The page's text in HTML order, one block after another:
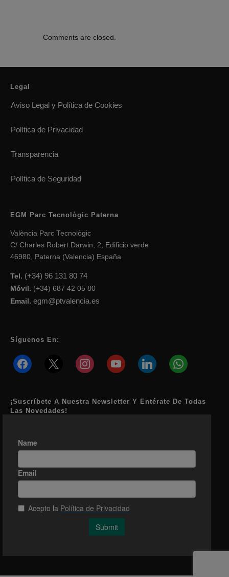
Comments are closed.
Legal
Aviso Legal y Política de Cookies
Política de Privacidad
Transparencia
Política de Seguridad
EGM Parc Tecnològic Paterna
València Parc Tecnològic
C/ Charles Robert Darwin, 2, Edificio verde
46980, Paterna (Valencia) España
Tel. (+34) 96 131 80 74
Móvil. (+34) 687 42 05 80
Email. egm@ptvalencia.es
Síguenos En:
facebook instagramyoutube linkedin whatsapp
¡Suscríbete A Nuestra Newsletter Y Entérate De Todas
Las Novedades!